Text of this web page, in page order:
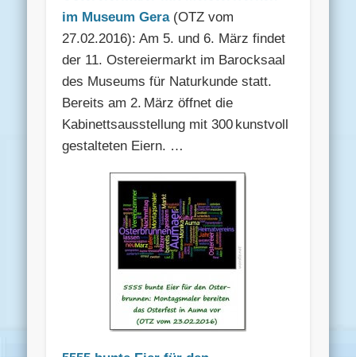
im Museum Gera(OTZ vom
27.02.2016): Am 5. und 6. März findet
der 11. Ostereiermarkt im Barocksaal
des Museums für Naturkunde statt.
Bereits am 2. März öffnet die
Kabinettsausstellung mit 300 kunstvoll
gestalteten Eiern. …